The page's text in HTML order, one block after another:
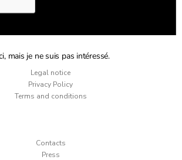
Legal notice
Privacy Policy
Terms and conditions
Contacts
Press
mais je ne suis pas intéressé.